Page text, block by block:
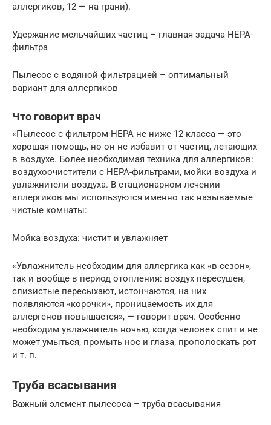
аллергиков, 12 — на грани).
Удержание мельчайших частиц – главная задача НЕРА-
фильтра
Пылесос с водяной фильтрацией – оптимальный
вариант для аллергиков
Что говорит врач
«Пылесос с фильтром НЕРА не ниже 12 класса — это
хорошая помощь, но он не избавит от частиц, летающих
в воздухе. Более необходимая техника для аллергиков:
воздухоочистители с НЕРА-фильтрами, мойки воздуха и
увлажнители воздуха. В стационарном лечении
аллергиков мы используются именно так называемые
чистые комнаты:
Мойка воздуха: чистит и увлажняет
«Увлажнитель необходим для аллергика как «в сезон»,
так и вообще в период отопления: воздух пересушен,
слизистые пересыхают, истончаются, на них
появляются «корочки», проницаемость их для
аллергенов повышается», — говорит врач. Особенно
необходим увлажнитель ночью, когда человек спит и не
может умыться, промыть нос и глаза, прополоскать рот
и т. п.
Труба всасывания
Важный элемент пылесоса – труба всасывания